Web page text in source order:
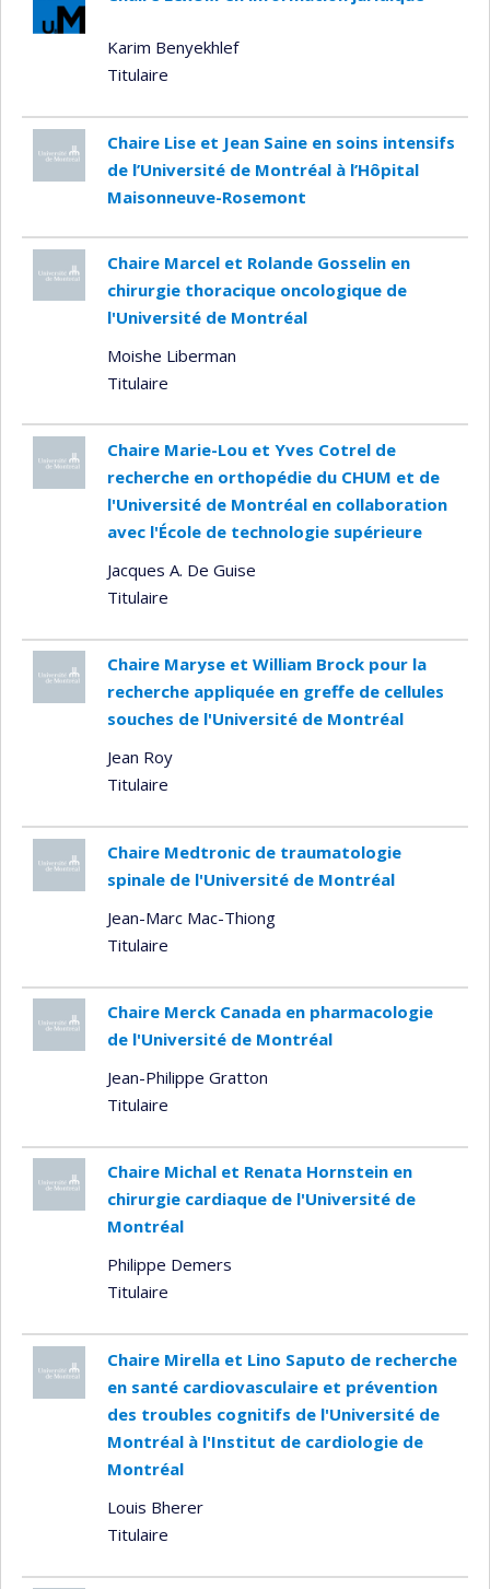
Karim Benyekhlef
Titulaire
Chaire Lise et Jean Saine en soins intensifs
de l’Université de Montréal à l’Hôpital
Maisonneuve-Rosemont
Chaire Marcel et Rolande Gosselin en
chirurgie thoracique oncologique de
l'Université de Montréal
Moishe Liberman
Titulaire
Chaire Marie-Lou et Yves Cotrel de
recherche en orthopédie du CHUM et de
l'Université de Montréal en collaboration
avec l'École de technologie supérieure
Jacques A. De Guise
Titulaire
Chaire Maryse et William Brock pour la
recherche appliquée en greffe de cellules
souches de l'Université de Montréal
Jean Roy
Titulaire
Chaire Medtronic de traumatologie
spinale de l'Université de Montréal
Jean-Marc Mac-Thiong
Titulaire
Chaire Merck Canada en pharmacologie
de l'Université de Montréal
Jean-Philippe Gratton
Titulaire
Chaire Michal et Renata Hornstein en
chirurgie cardiaque de l'Université de
Montréal
Philippe Demers
Titulaire
Chaire Mirella et Lino Saputo de recherche
en santé cardiovasculaire et prévention
des troubles cognitifs de l'Université de
Montréal à l'Institut de cardiologie de
Montréal
Louis Bherer
Titulaire